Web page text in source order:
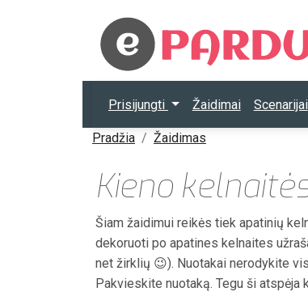
Prisijungti Žaidimai Scenarijai
Pradžia Žaidimas
Kieno
Šiam žaidimui reikės tiek apatinių
dekoruoti po apatines kelnaites
net žirklių 😉). Nuotakai nerodykite
Pakvieskite nuotaką. Tegu ši atspėja